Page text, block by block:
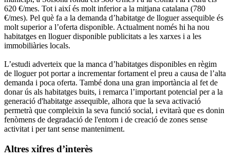
620 €/mes. Tot i així és molt inferior a la mitjana catalana (780
€/mes). Pel què fa a la demanda d’habitatge de lloguer assequible és
molt superior a l’oferta disponible. Actualment només hi ha nou
habitatges en lloguer disponible publicitats a les xarxes i a les
immobiliàries locals.
L’estudi adverteix que la manca d’habitatges disponibles en règim
de lloguer pot portar a incrementar fortament el preu a causa de l’alta
demanda i poca oferta. També dona una gran importància al fet de
donar ús als habitatges buits, i remarca l’important potencial per a la
generació d'habitatge assequible, alhora que la seva activació
permetrà que compleixin la seva funció social, i evitarà que es donin
fenòmens de degradació de l'entorn i de creació de zones sense
activitat i per tant sense manteniment.
Altres xifres d’interès